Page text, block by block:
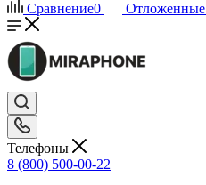
Сравнение0 Отложенные
Телефоны
8 (800) 500-00-22